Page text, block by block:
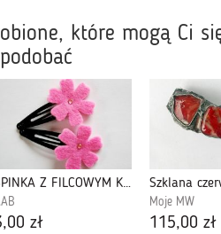
które mogą Ci
SPINKA Z FILCOWYM KWIATKIEM
zł
Szklana
Moje MW
115,00 zł